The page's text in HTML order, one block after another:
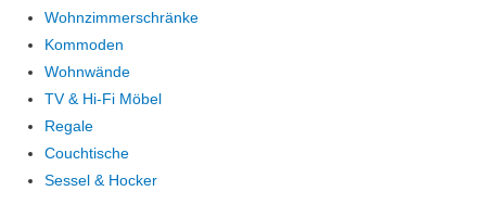
Wohnzimmerschränke
Kommoden
Wohnwände
TV & Hi-Fi Möbel
Regale
Couchtische
Sessel & Hocker